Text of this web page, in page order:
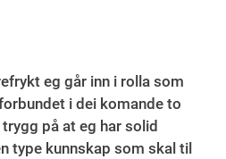
eg går inn i rolla som
i dei komande to
på at eg har solid
type kunnskap som skal til